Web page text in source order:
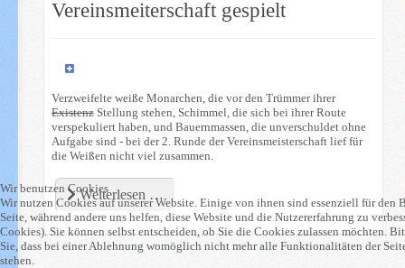
Vereinsmeiterschaft gespielt
Verzweifelte weiße Monarchen, die vor den Trümmer ihrer
ExistenzStellung stehen, Schimmel, die sich bei ihrer Route
verspekuliert haben, und Bauernmassen, die unverschuldet ohne
Aufgabe sind - bei der 2. Runde der Vereinsmeisterschaft lief für
die Weißen nicht viel zusammen.
Weiterlesen …
Wir benutzen Cookies
Wir nutzen Cookies auf unserer Website. Einige von ihnen sind essenziell für den
Seite, während andere uns helfen, diese Website und die Nutzererfahrung zu
Cookies). Sie können selbst entscheiden, ob Sie die Cookies zulassen möchten.
Sie, dass bei einer Ablehnung womöglich nicht mehr alle Funktionalitäten der
stehen.